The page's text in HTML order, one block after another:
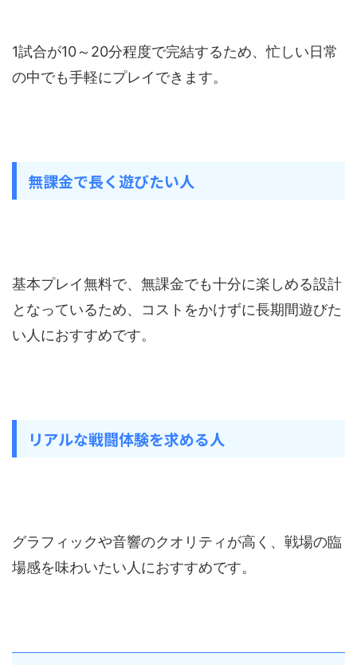
1試合が10～20分程度で完結するため、忙しい日常
の中でも手軽にプレイできます。
無課金で長く遊びたい人
基本プレイ無料で、無課金でも十分に楽しめる設計
となっているため、コストをかけずに長期間遊びた
い人におすすめです。
リアルな戦闘体験を求める人
グラフィックや音響のクオリティが高く、戦場の臨
場感を味わいたい人におすすめです。